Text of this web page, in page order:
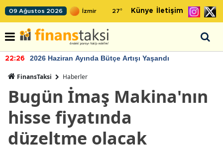
09 Ağustos 2026 27° Künye İletişim
22:26 2026 Haziran Ayında Bütçe Artışı Yaşandı
FinansTaksi Haberler
Bugün İmaş Makina'nın
hisse fiyatında
düzeltme olacak